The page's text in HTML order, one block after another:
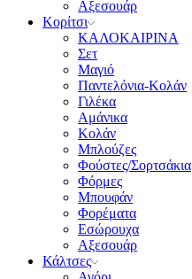
Αξεσουάρ
Κορίτσι
ΚΑΛΟΚΑΙΡΙΝΑ
Σετ
Μαγιό
Παντελόνια-Κολάν
Γιλέκα
Αμάνικα
Κολάν
Μπλούζες
Φούστες/Σορτσάκια
Φόρμες
Μπουφάν
Φορέματα
Εσώρουχα
Αξεσουάρ
Κάλτσες